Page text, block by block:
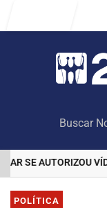
SE AUTORIZOU
EM ALTA
POLÍTICA